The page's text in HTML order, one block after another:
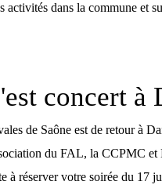
activités dans la commune et
concert à
de Saône est de retour à
du FAL, la CCPMC et
à réserver votre soirée du 17